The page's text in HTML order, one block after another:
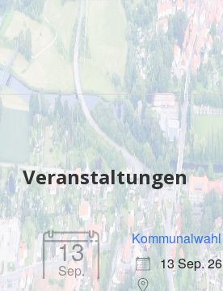
Sidebar
Veranstaltungen
13
Sep.
Kommunalwahl
13 Sep. 26